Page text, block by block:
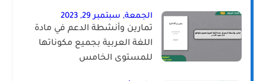
الجمعة, سبتمبر 29, 2023
تمارين وأنشطة الدعم في مادة
اللغة العربية بجميع مكوناتها
للمستوى الخامس